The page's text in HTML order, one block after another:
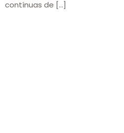
contínuas de […]